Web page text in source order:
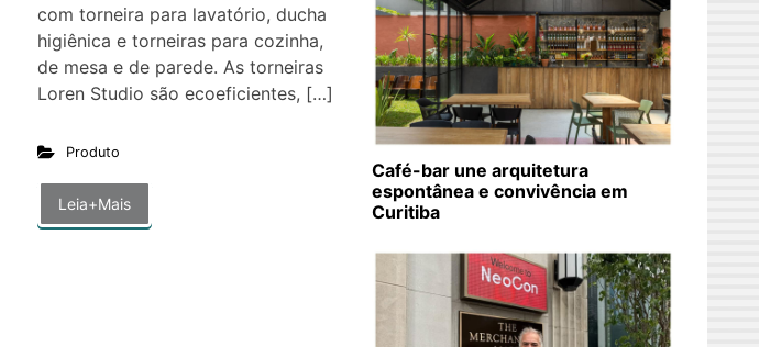
com torneira para lavatório, ducha
higiênica e torneiras para cozinha,
de mesa e de parede. As torneiras
Loren Studio são ecoeficientes, […]
Produto
Leia+Mais
Café-bar une arquitetura
espontânea e convivência em
Curitiba